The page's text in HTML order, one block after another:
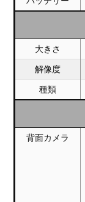
大きさ
解像度
種類
背面カメラ